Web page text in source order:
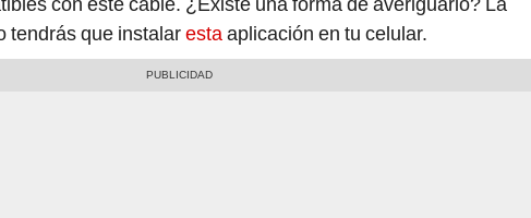
tendrás que instalarestaaplicación en tu celular.